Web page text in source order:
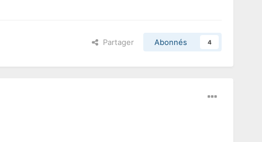
Partager Abonnés 4